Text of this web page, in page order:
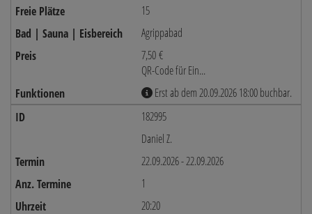
15
Agrippabad
7,50 €
QR-Code für Ein...
Erst ab dem 20.09.2026 18:00 buchbar.
182995
Daniel Z.
22.09.2026 - 22.09.2026
1
20:20